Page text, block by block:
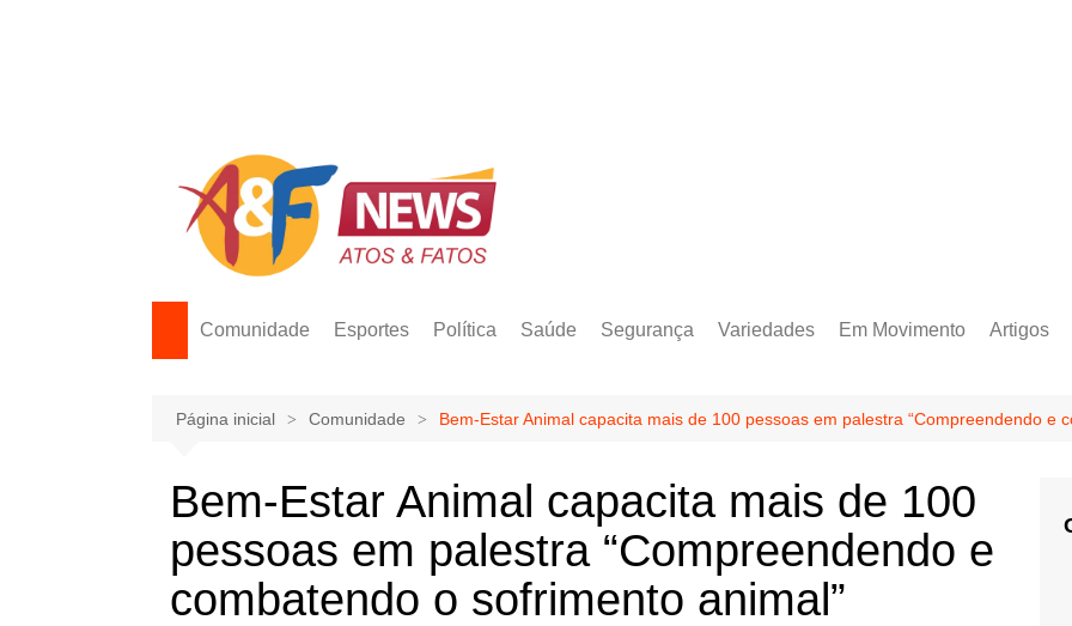
Comunidade Esportes Política Saúde Segurança Variedades Em Movimento Artigos
Página inicial Comunidade Bem-Estar Animal capacita mais de 100 pessoas em palestra “Compreendendo e
Bem-Estar Animal capacita mais de 100
pessoas em palestra “Compreendendo e
combatendo o sofrimento animal”